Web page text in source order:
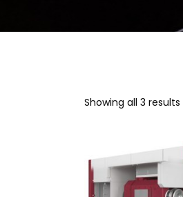
Showing all 3 results